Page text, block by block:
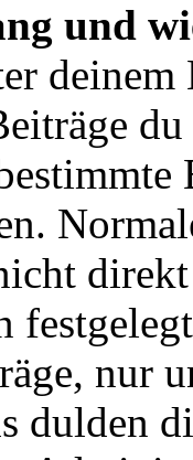
und
deinem
nur
dulden